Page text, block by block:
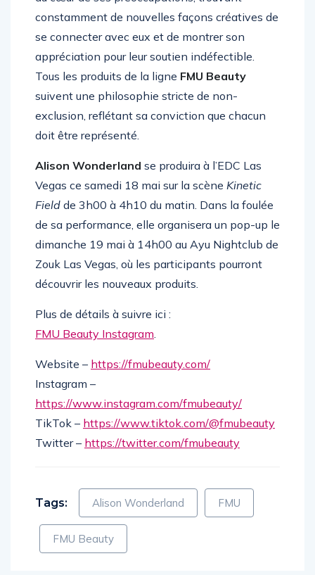
au cœur de ses préoccupations, trouvant
constamment de nouvelles façons créatives de
se connecter avec eux et de montrer son
appréciation pour leur soutien indéfectible.
Tous les produits de la ligneFMU Beauty
suivent une philosophie stricte de non-
exclusion, reflétant sa conviction que chacun
Alison Wonderland se produira à l’EDC Las
Vegas ce samedi 18 mai sur la scène Kinetic
Fieldde 3h00 à 4h10 du matin. Dans la foulée
de sa performance, elle organisera un pop-up le
dimanche 19 mai à 14h00 au Ayu Nightclub de
Zouk Las Vegas, où les participants pourront
Plus de détails à suivre ici :
Website –
Instagram –
https://www.instagram.com/ fmubeauty/
TikTok –
https://www.tiktok.com/@fmubeauty
Alison Wonderland FMU
FMU Beauty